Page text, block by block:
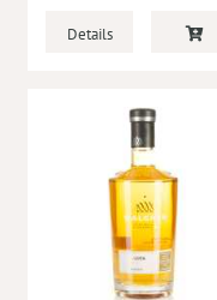
Details